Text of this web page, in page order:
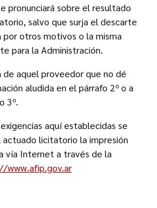
pronunciará sobre el resultado
salvo que surja el descarte
otros motivos o la misma
para la Administración.
aquel proveedor que no dé
aludida en el párrafo 2º o a
3º.
aquí establecidas se
actuado licitatorio la impresión
vía Internet a través de la
www.afip.gov.ar